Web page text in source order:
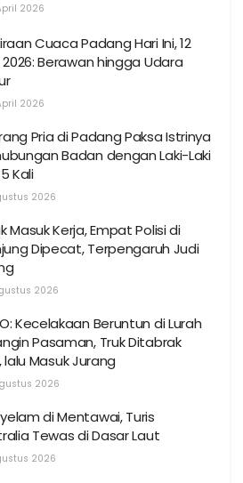
2026
Cuaca Padang Hari Ini, 12
2026: Berawan hingga Udara
2026
Pria di Padang Paksa Istrinya
Badan dengan Laki-Laki
Kali
2026
Masuk Kerja, Empat Polisi di
Dipecat, Terpengaruh Judi
2026
Kecelakaan Beruntun di Lurah
Pasaman, Truk Ditabrak
lalu Masuk Jurang
2026
di Mentawai, Turis
Tewas di Dasar Laut
2026